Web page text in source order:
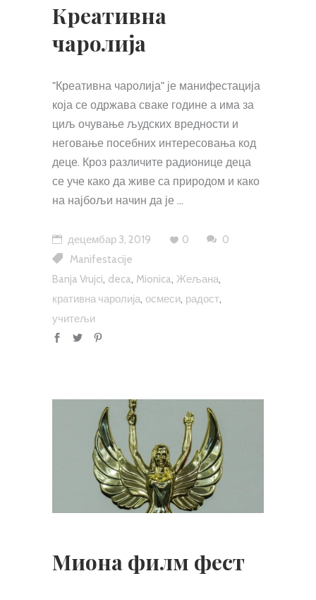
Креативна
чаролија
"Креативна чаролија" је манифестација
која се одржава сваке године а има за
циљ очување људских вредности и
неговање посебних интересовања код
деце. Кроз различите радионице деца
се уче како да живе са природом и како
на најбољи начин да је
децембар 3, 2019 0
0
Manifestacije
Banja Vrujci, deca, Mionica, Жељана,
кративна чаролија, осмеси, радост,
учитељи
Миона филм фест